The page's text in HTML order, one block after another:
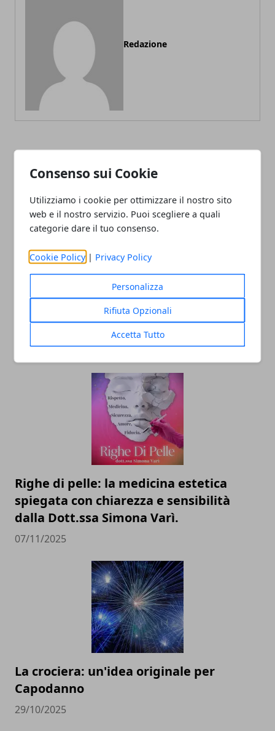
Consenso sui Cookie
Utilizziamo i cookie per ottimizzare il nostro sito
web e il nostro servizio. Puoi scegliere a quali
categorie dare il tuo consenso.
Cookie Policy | Privacy Policy
Personalizza
Rifiuta Opzionali
Accetta Tutto
Redazione
Il professor Nuzzolese, a Torino come a
Bari: scienza e diritti umani nel nome
dell’identità perduta
20/11/2025
Righe di pelle: la medicina estetica
spiegata con chiarezza e sensibilità
dalla Dott.ssa Simona Varì.
07/11/2025
La crociera: un'idea originale per
Capodanno
29/10/2025